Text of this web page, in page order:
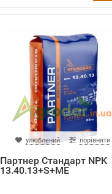
улюблений порівняти
Партнер Стандарт NPK
13.40.13+S+ME